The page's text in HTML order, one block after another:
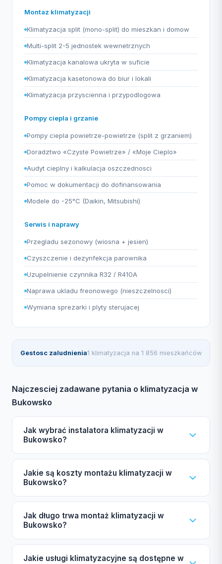
Montaz klimatyzacji
Klimatyzacja split (mono-split) do mieszkan i domow
Multi-split 2-5 jednostek wewnetrznych
Klimatyzacja kanalowa ukryta w suficie
Klimatyzacja kasetonowa do biur i lokali
Klimatyzacja przyscienna i przypodlogowa
Pompy ciepla i grzanie
Pompy ciepla powietrze-powietrze (split z grzaniem)
Doradztwo «Czyste Powietrze» / «Moje Cieplo»
Audyt cieplny i kalkulacja oszczednosci
Pomoc w dokumentacji do dofinansowania
Modele do -25°C (Daikin, Mitsubishi)
Serwis i naprawy
Przegladu sezonowy (wiosna + jesien)
Czyszczenie i dezynfekcja parownika
Uzupelnienie czynnika R32 / R410A
Naprawa ukladu freonowego (nieszczelnosci)
Wymiana sprezarki i plyty sterujacej
Gestosc zaludnienia1 klimatyzacja na 1 856 mieszkańców
Najczesciej zadawane pytania o klimatyzacja w
Bukowsko
Jak wybrać instalatora klimatyzacji w
Bukowsko?
Wybierając instalatora klimatyzacji w Bukowsko,
zwróć uwagę na certyfikat F-gazowy UDT,
Daikin, Mitsubishi, Samsung, gwarancję oraz opinie
innych klientów. Nasz katalog pomoże Ci w
dokonaniu najlepszego wyboru.
Jakie są koszty montażu klimatyzacji w
Bukowsko?
Cena montażu klimatyzacji w Bukowsko zależy od
mocy urządzenia (2,5-7 kW), liczby jednostek
(ekonomiczna lub premium) oraz długości instalacji
miedzianej. Zachęcamy do skorzystania z darmowej
Jak długo trwa montaż klimatyzacji w
Bukowsko?
Typowy montaż klimatyzacji split zajmuje od 4 do 8
Jakie usługi klimatyzacyjne są dostępne w